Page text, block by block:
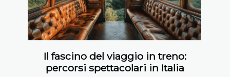
Il fascino del viaggio in treno:
percorsi spettacolari in Italia